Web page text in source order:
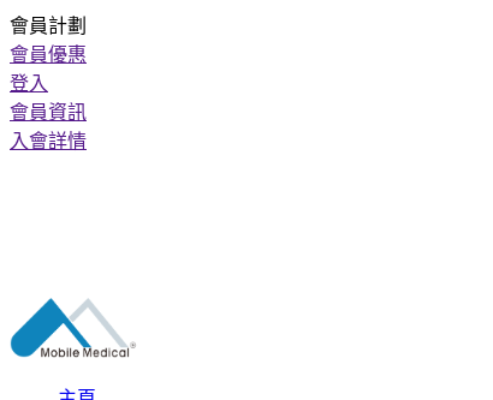
會員計劃
會員優惠
登入
會員資訊
入會詳情